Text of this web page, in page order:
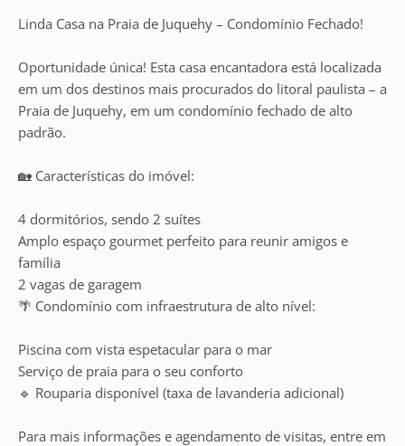
Linda Casa na Praia de Juquehy – Condomínio Fechado!
Oportunidade única! Esta casa encantadora está localizada
em um dos destinos mais procurados do litoral paulista – a
Praia de Juquehy, em um condomínio fechado de alto
padrão.
🏡 Características do imóvel:
4 dormitórios, sendo 2 suítes
Amplo espaço gourmet perfeito para reunir amigos e
família
2 vagas de garagem
🌴 Condomínio com infraestrutura de alto nível:
Piscina com vista espetacular para o mar
Serviço de praia para o seu conforto
🔹 Rouparia disponível (taxa de lavanderia adicional)
Para mais informações e agendamento de visitas, entre em